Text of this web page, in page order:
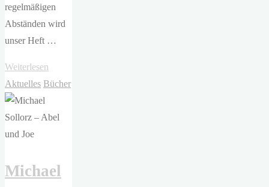
regelmäßigen
Abständen wird
unser Heft …
Weiterlesen
#75"
Aktuelles Bücher
Michael